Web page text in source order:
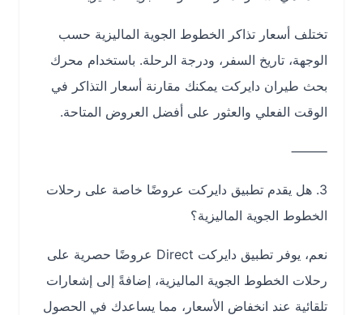
تختلف أسعار تذاكر الخطوط الجوية الماليزية حسب
الوجهة، تاريخ السفر، ودرجة الرحلة. باستخدام محرك
بحث طيران دايركت يمكنك مقارنة أسعار التذاكر في
الوقت الفعلي والعثور على أفضل العروض المتاحة.
⸻
3. هل يقدم تطبيق دايركت عروضًا خاصة على رحلات
الخطوط الجوية الماليزية؟
نعم، يوفر تطبيق دايركت Direct عروضًا حصرية على
رحلات الخطوط الجوية الماليزية، إضافةً إلى إشعارات
تلقائية عند انخفاض الأسعار، مما يساعدك في الحصول